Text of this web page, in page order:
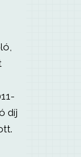
díj